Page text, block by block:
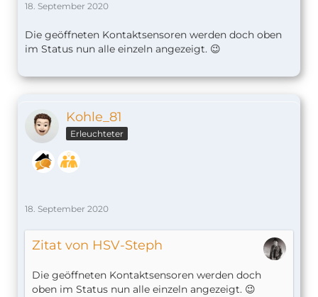
18. September 2020
Die geöffneten Kontaktsensoren werden doch oben
im Status nun alle einzeln angezeigt. 😉
Kohle_81
Erleuchteter
18. September 2020
Zitat von HSV-Steph
Die geöffneten Kontaktsensoren werden doch
oben im Status nun alle einzeln angezeigt. 😉